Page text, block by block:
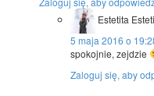
Estetita
5 maja 2016 o
spokojnie, zejdzie
Zaloguj się, aby